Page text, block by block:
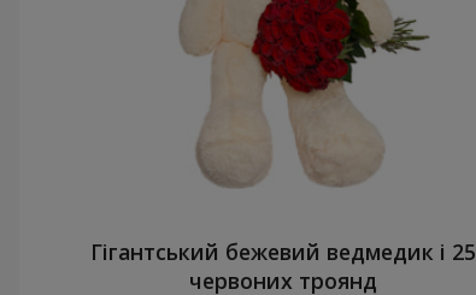
Гігантський бежевий ведмедик і 25
червоних троянд